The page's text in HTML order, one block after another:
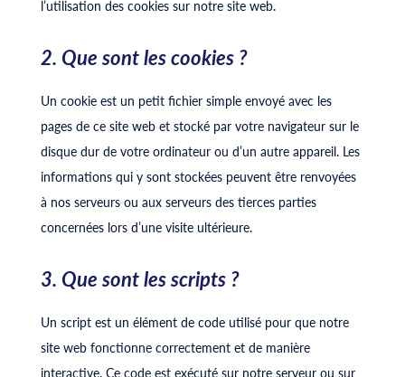
l’utilisation des cookies sur notre site web.
2. Que sont les cookies ?
Un cookie est un petit fichier simple envoyé avec les
pages de ce site web et stocké par votre navigateur sur le
disque dur de votre ordinateur ou d’un autre appareil. Les
informations qui y sont stockées peuvent être renvoyées
à nos serveurs ou aux serveurs des tierces parties
concernées lors d’une visite ultérieure.
3. Que sont les scripts ?
Un script est un élément de code utilisé pour que notre
site web fonctionne correctement et de manière
interactive. Ce code est exécuté sur notre serveur ou sur